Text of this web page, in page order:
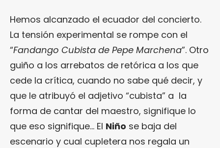
Hemos alcanzado el ecuador del concierto.
La tensión experimental se rompe con el
“Fandango Cubista de Pepe Marchena”. Otro
guiño a los arrebatos de retórica a los que
cede la crítica, cuando no sabe qué decir, y
que le atribuyó el adjetivo “cubista” a la
forma de cantar del maestro, signifique lo
que eso signifique… El Niño se baja del
escenario y cual cupletera nos regala un